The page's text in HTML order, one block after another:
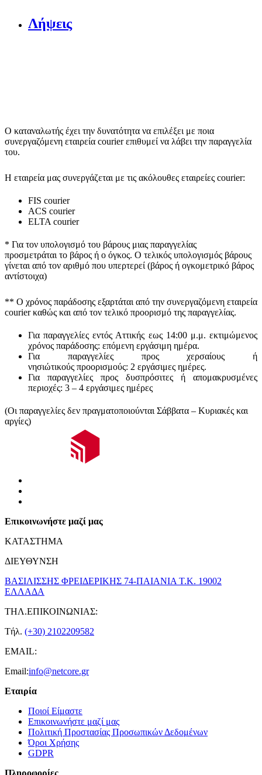
Λήψεις
Ο καταναλωτής έχει την δυνατότητα να επιλέξει με ποια
συνεργαζόμενη εταιρεία courier επιθυμεί να λάβει την παραγγελία
του.
Η εταιρεία μας συνεργάζεται με τις ακόλουθες εταιρείες courier:
FIS courier
ACS courier
ELTA courier
* Για τον υπολογισμό του βάρους μιας παραγγελίας
προσμετράται το βάρος ή ο όγκος. Ο τελικός υπολογισμός βάρους
γίνεται από τον αριθμό που υπερτερεί (βάρος ή ογκομετρικό βάρος
αντίστοιχα)
** Ο χρόνος παράδοσης εξαρτάται από την συνεργαζόμενη εταιρεία
courier καθώς και από τον τελικό προορισμό της παραγγελίας.
Για παραγγελίες εντός Αττικής εως 14:00 μ.μ. εκτιμώμενος
χρόνος παράδοσης: επόμενη εργάσιμη ημέρα.
Για παραγγελίες προς χερσαίους ή
νησιώτικούς προορισμούς: 2 εργάσιμες ημέρες.
Για παραγγελίες προς δυσπρόσιτες ή απομακρυσμένες
περιοχές: 3 – 4 εργάσιμες ημέρες
(Οι παραγγελίες δεν πραγματοποιούνται Σάββατα – Κυριακές και
αργίες)
Επικοινωνήστε μαζί μας
ΚΑΤΑΣΤΗΜΑ
ΔΙΕΥΘΥΝΣΗ
ΒΑΣΙΛΙΣΣΗΣ ΦΡΕΙΔΕΡΙΚΗΣ 74-ΠΑΙΑΝΙΑ Τ.Κ. 19002
ΕΛΛΑΔΑ
ΤΗΛ.ΕΠΙΚΟΙΝΩΝΙΑΣ:
Τήλ. (+30) 2102209582
EMAIL:
Email:info@netcore.gr
Εταιρία
Ποιοί Είμαστε
Επικοινωνήστε μαζί μας
Πολιτική Προστασίας Προσωπικών Δεδομένων
Όροι Χρήσης
GDPR
Πληροφορίες